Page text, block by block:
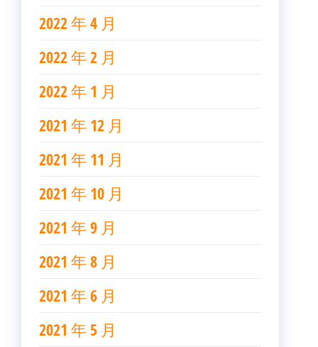
2022 年 4 月
2022 年 2 月
2022 年 1 月
2021 年 12 月
2021 年 11 月
2021 年 10 月
2021 年 9 月
2021 年 8 月
2021 年 6 月
2021 年 5 月